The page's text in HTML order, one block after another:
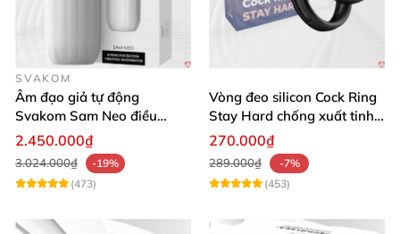
SVAKOM
Âm đạo giả tự động
Svakom Sam Neo điều
khiển app webcam cao cấp
2.450.000₫
3.024.000₫
-19%
(473)
Vòng đeo silicon Cock Ring
Stay Hard chống xuất tinh
sớm
270.000₫
289.000₫
-7%
(453)